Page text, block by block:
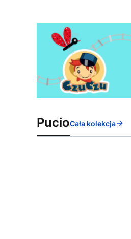
PucioCała kolekcja